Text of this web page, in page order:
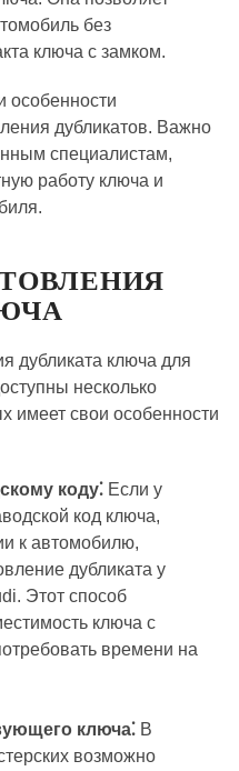
без
ключа с замком.
особенности
дубликатов. Важно
специалистам,
работу ключа и
дубликата ключа для
несколько
имеет свои особенности
коду⁚ Если у
код ключа,
к автомобилю,
дубликата у
Этот способ
ключа с
времени на
ключа⁚ В
возможно